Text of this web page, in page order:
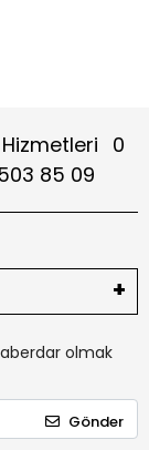
0
85 09
olmak
Gönder